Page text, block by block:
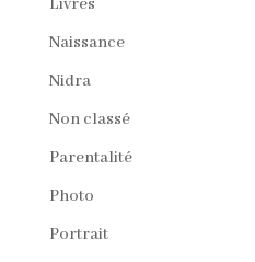
Livres
Naissance
Nidra
Non classé
Parentalité
Photo
Portrait